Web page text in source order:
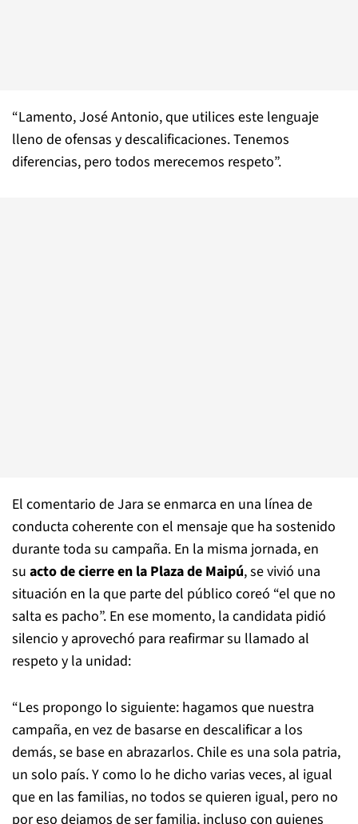
“Lamento, José Antonio, que utilices este lenguaje
lleno de ofensas y descalificaciones. Tenemos
diferencias, pero todos merecemos respeto”.
El comentario de Jara se enmarca en una línea de
conducta coherente con el mensaje que ha sostenido
durante toda su campaña. En la misma jornada, en
su acto de cierre en la Plaza de Maipú, se vivió una
situación en la que parte del público coreó “el que no
salta es pacho”. En ese momento, la candidata pidió
silencio y aprovechó para reafirmar su llamado al
respeto y la unidad:
“Les propongo lo siguiente: hagamos que nuestra
campaña, en vez de basarse en descalificar a los
demás, se base en abrazarlos. Chile es una sola patria,
un solo país. Y como lo he dicho varias veces, al igual
que en las familias, no todos se quieren igual, pero no
por eso dejamos de ser familia, incluso con quienes